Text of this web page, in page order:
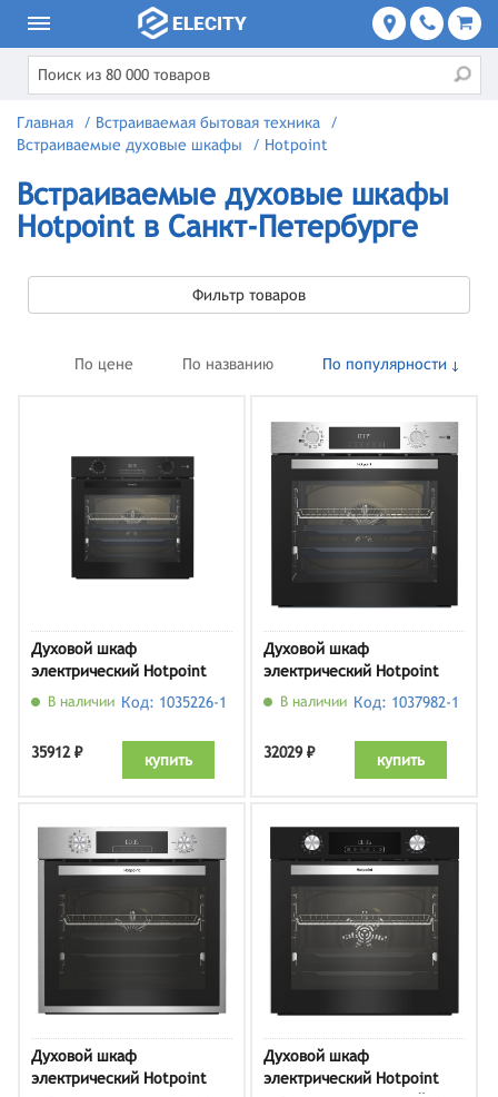
Главная / Встраиваемая бытовая техника
/
Встраиваемые духовые шкафы
/ Hotpoint
Встраиваемые духовые шкафы
Hotpoint в Санкт-Петербурге
Фильтр товаров
По цене По названию По популярности
Духовой шкаф
электрический Hotpoint
HSTF 1231 JSAH BLG,
В наличии Код: 1035226-1
35912 ₽ купить
Духовой шкаф
электрический Hotpoint
HSTF 1231 JSAH IX
В наличии Код: 1037982-1
32029 ₽ купить
Духовой шкаф
электрический Hotpoint
Духовой шкаф
электрический Hotpoint